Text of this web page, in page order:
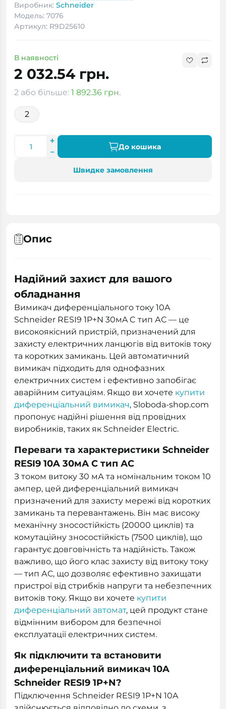
Виробник: Schneider
Модель: 7076
Артикул: R9D25610
В наявності
2 032.54 грн.
2 або більше: 1 892.36 грн.
2
До кошика
Швидке замовлення
Опис
Надійний захист для вашого
обладнання
Вимикач диференціального току 10A
Schneider RESI9 1P+N 30мA C тип АС — це
високоякісний пристрій, призначений для
захисту електричних ланцюгів від витоків току
та коротких замикань. Цей автоматичний
вимикач підходить для однофазних
електричних систем і ефективно запобігає
аварійним ситуаціям. Якщо ви хочете купити
диференціальний вимикач, Sloboda-shop.com
пропонує надійні рішення від провідних
виробників, таких як Schneider Electric.
Переваги та характеристики Schneider
RESI9 10A 30мА C тип АС
З током витоку 30 мА та номінальним током 10
ампер, цей диференціальний вимикач
призначений для захисту мережі від коротких
замикань та перевантажень. Він має високу
механічну зносостійкість (20000 циклів) та
комутаційну зносостійкість (7500 циклів), що
гарантує довговічність та надійність. Також
важливо, що його клас захисту від витоку току
— тип АС, що дозволяє ефективно захищати
пристрої від стрибків напруги та небезпечних
витоків току. Якщо ви хочете купити
диференціальний автомат, цей продукт стане
відмінним вибором для безпечної
експлуатації електричних систем.
Як підключити та встановити
диференціальний вимикач 10A
Schneider RESI9 1P+N?
Підключення Schneider RESI9 1P+N 10A